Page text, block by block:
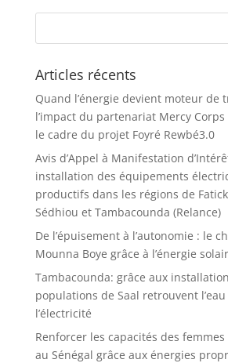
Articles récents
Quand l’énergie devient moteur de
l’impact du partenariat Mercy Corps
le cadre du projet Foyré Rewbé3.0
Avis d’Appel à Manifestation
installation des équipements
productifs dans les régions de
Sédhiou et Tambacounda (Relance)
De l’épuisement à l’autonomie : le
Mounna Boye grâce à l’énergie
Tambacounda: grâce aux
populations de Saal retrouvent
l’électricité
Renforcer les capacités des
au Sénégal grâce aux énergies